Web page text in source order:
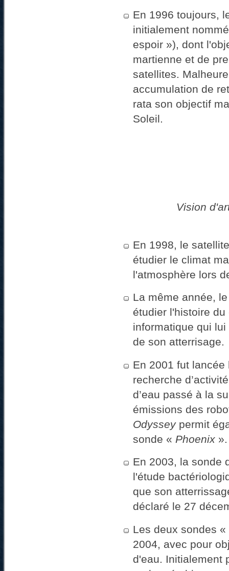
En 1996 toujours,
initialement
espoir »), dont
martienne et de
satellites.
accumulation de
rata son objectif
Soleil.
Vision
En 1998, le
étudier le climat
l'atmosphère lors
La même année,
étudier l'histoire
informatique qui
de son atterrisage.
En 2001 fut
recherche
d’eau passé à la
émissions des
Odysseypermit
sonde « Phoenix ».
En 2003, la sonde
l'étude
que son
déclaré le 27
Les deux sondes «
2004, avec pour
d'eau. Initialement